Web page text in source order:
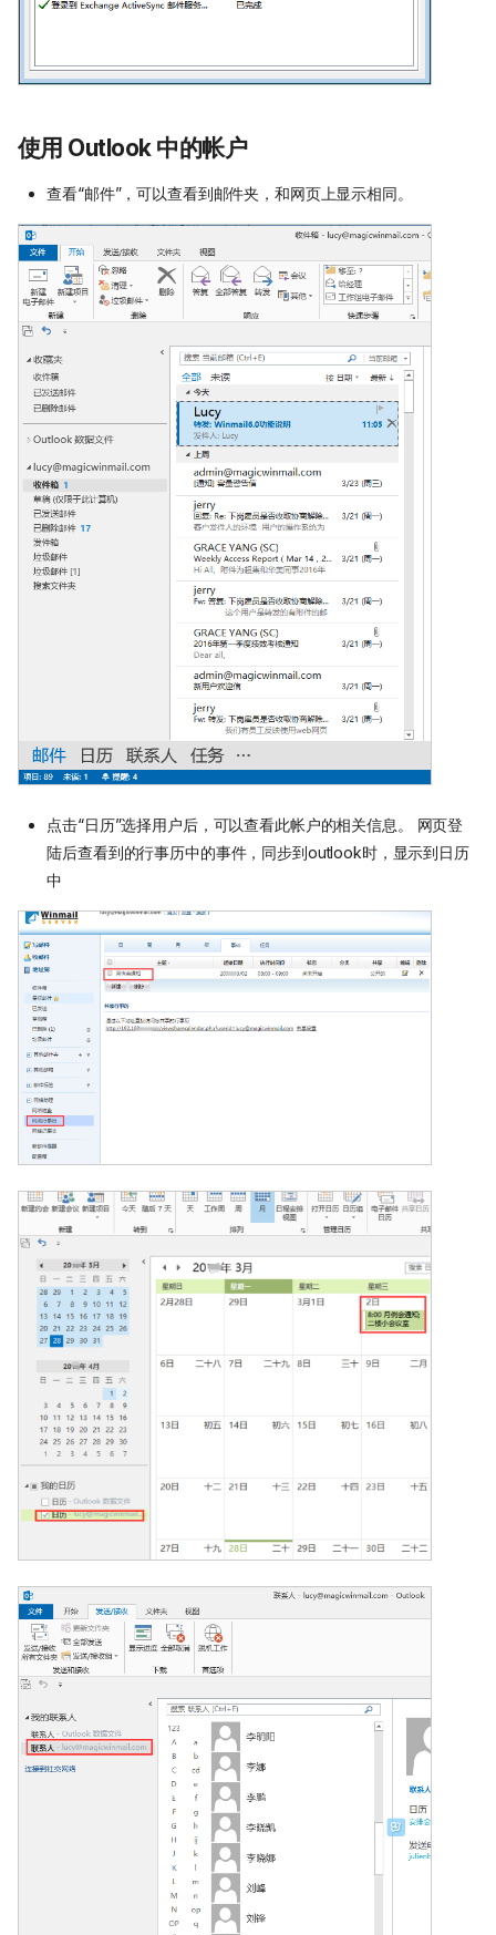
使用 Outlook 中的帐户
查看“邮件”，可以查看到邮件夹，和网页上显示相同。
点击“日历”选择用户后，可以查看此帐户的相关信息。 网页登
陆后查看到的行事历中的事件，同步到outlook时，显示到日历
中